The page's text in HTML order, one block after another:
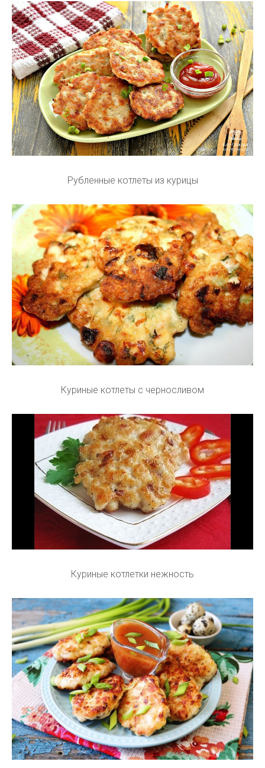
Рубленные котлеты из курицы
Куриные котлеты с черносливом
Куриные котлетки нежность